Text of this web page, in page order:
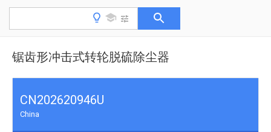
锯齿形冲击式转轮脱硫除尘器
CN202620946U
China